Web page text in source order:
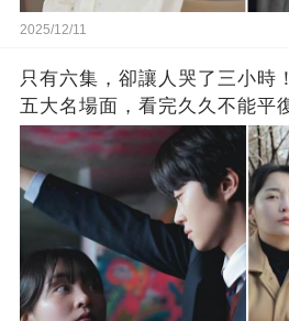
2025/12/11
只有六集，卻讓人哭了三小時
五大名場面，看完久久不能平